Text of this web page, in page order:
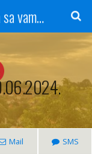
Radio Gradačac - 56 godina sa vama...
Mail SMS